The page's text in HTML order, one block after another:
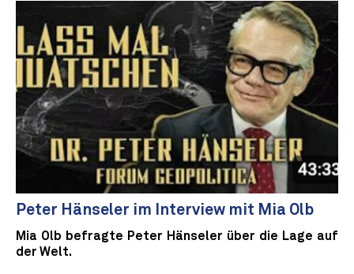
Peter Hänseler im Interview mit Mia Olb
Mia Olb befragte Peter Hänseler über die Lage auf
der Welt.